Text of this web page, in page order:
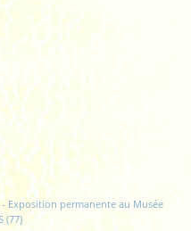
- Exposition permanente au Musée
(77)